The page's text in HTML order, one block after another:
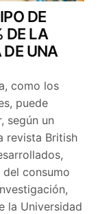
DE
DE LA
DE UNA
como los
puede
según un
revista British
consumo
la Universidad